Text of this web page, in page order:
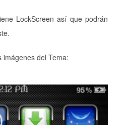
LockScreen así que podrán
imágenes del Tema: